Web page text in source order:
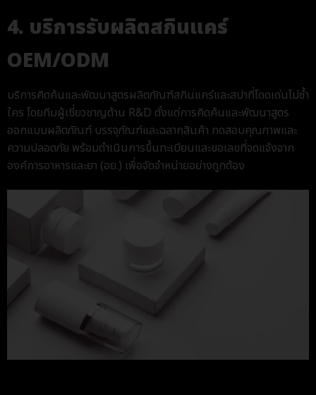
4. บริการรับผลิตสกินแคร์
OEM/ODM
บริการคิดค้นและพัฒนาสูตรผลิตภัณฑ์สกินแคร์และสปาที่โดดเด่นไม่ซ้ำ
ใคร โดยทีมผู้เชี่ยวชาญด้าน R&D ตั้งแต่การคิดค้นและพัฒนาสูตร
ออกแบบผลิตภัณฑ์ บรรจุภัณฑ์และฉลากสินค้า ทดสอบคุณภาพและ
ความปลอดภัย พร้อมดำเนินการขึ้นทะเบียนและขอเลขที่จดแจ้งจาก
องค์การอาหารและยา (อย.) เพื่อจัดจำหน่ายอย่างถูกต้อง